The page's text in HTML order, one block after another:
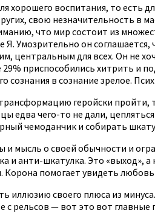
хорошего воспитания, то
свою незначительность в
что мир состоит из
Я. Умозрительно он
центральным для всех. Он не
приспособились хитрить и
сознания в сознание зрелое.
геройски пройти,
едва чего-то не дали,
чемоданчик и собирать
мысль о своей обычности и
и анти-шкатулка. Это
Корона помогает увидеть
иллюзию своего плюса из
с рельсов — вот это вот главные